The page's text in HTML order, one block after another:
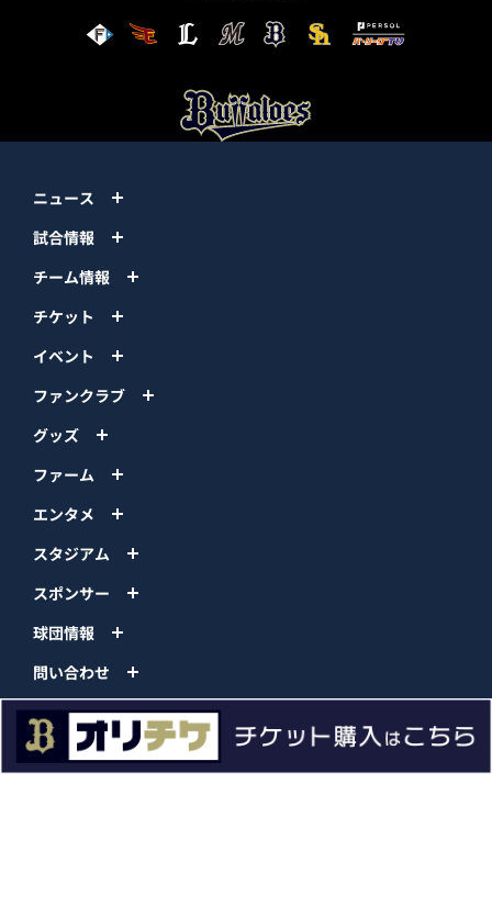
ニュース
試合情報
チーム情報
チケット
イベント
ファンクラブ
グッズ
ファーム
エンタメ
スタジアム
スポンサー
球団情報
問い合わせ
サイトポリシー
プロパティ規定